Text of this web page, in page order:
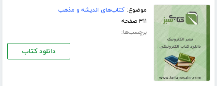
موضوع:کتاب‌های اندیشه و مذهب
۳۱۱ صفحه
برچسب‌ها:
دانلود کتاب